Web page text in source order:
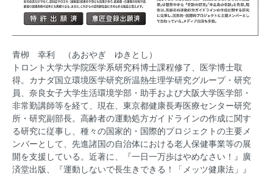
青栁 幸利 （あおやぎ ゆきとし）
トロント大学大学院医学系研究科博士課程修了、医学博士取
得。カナダ国立環境医学研究所温熱生理学研究グループ・研究
員、奈良女子大学生活環境学部・助手および大阪大学医学部・
非常勤講師等を経て、現在、東京都健康長寿医療センター研究
所・研究副部長。高齢者の運動処方ガイドラインの作成に関す
る研究に従事し、種々の国家的・国際的プロジェクトの主要メ
ンバーとして、先進諸国の自治体における老人保健事業等の展
開を支援している。近著に、『一日一万歩はやめなさい！』廣
済堂出版、『運動しないで長生きできる！「メッツ健康法」』